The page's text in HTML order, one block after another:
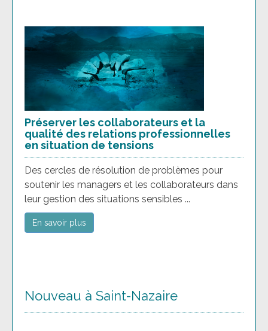
Préserver les collaborateurs et la
qualité des relations professionnelles
en situation de tensions
Des cercles de résolution de problèmes pour
soutenir les managers et les collaborateurs dans
leur gestion des situations sensibles ...
En savoir plus
Nouveau à Saint-Nazaire